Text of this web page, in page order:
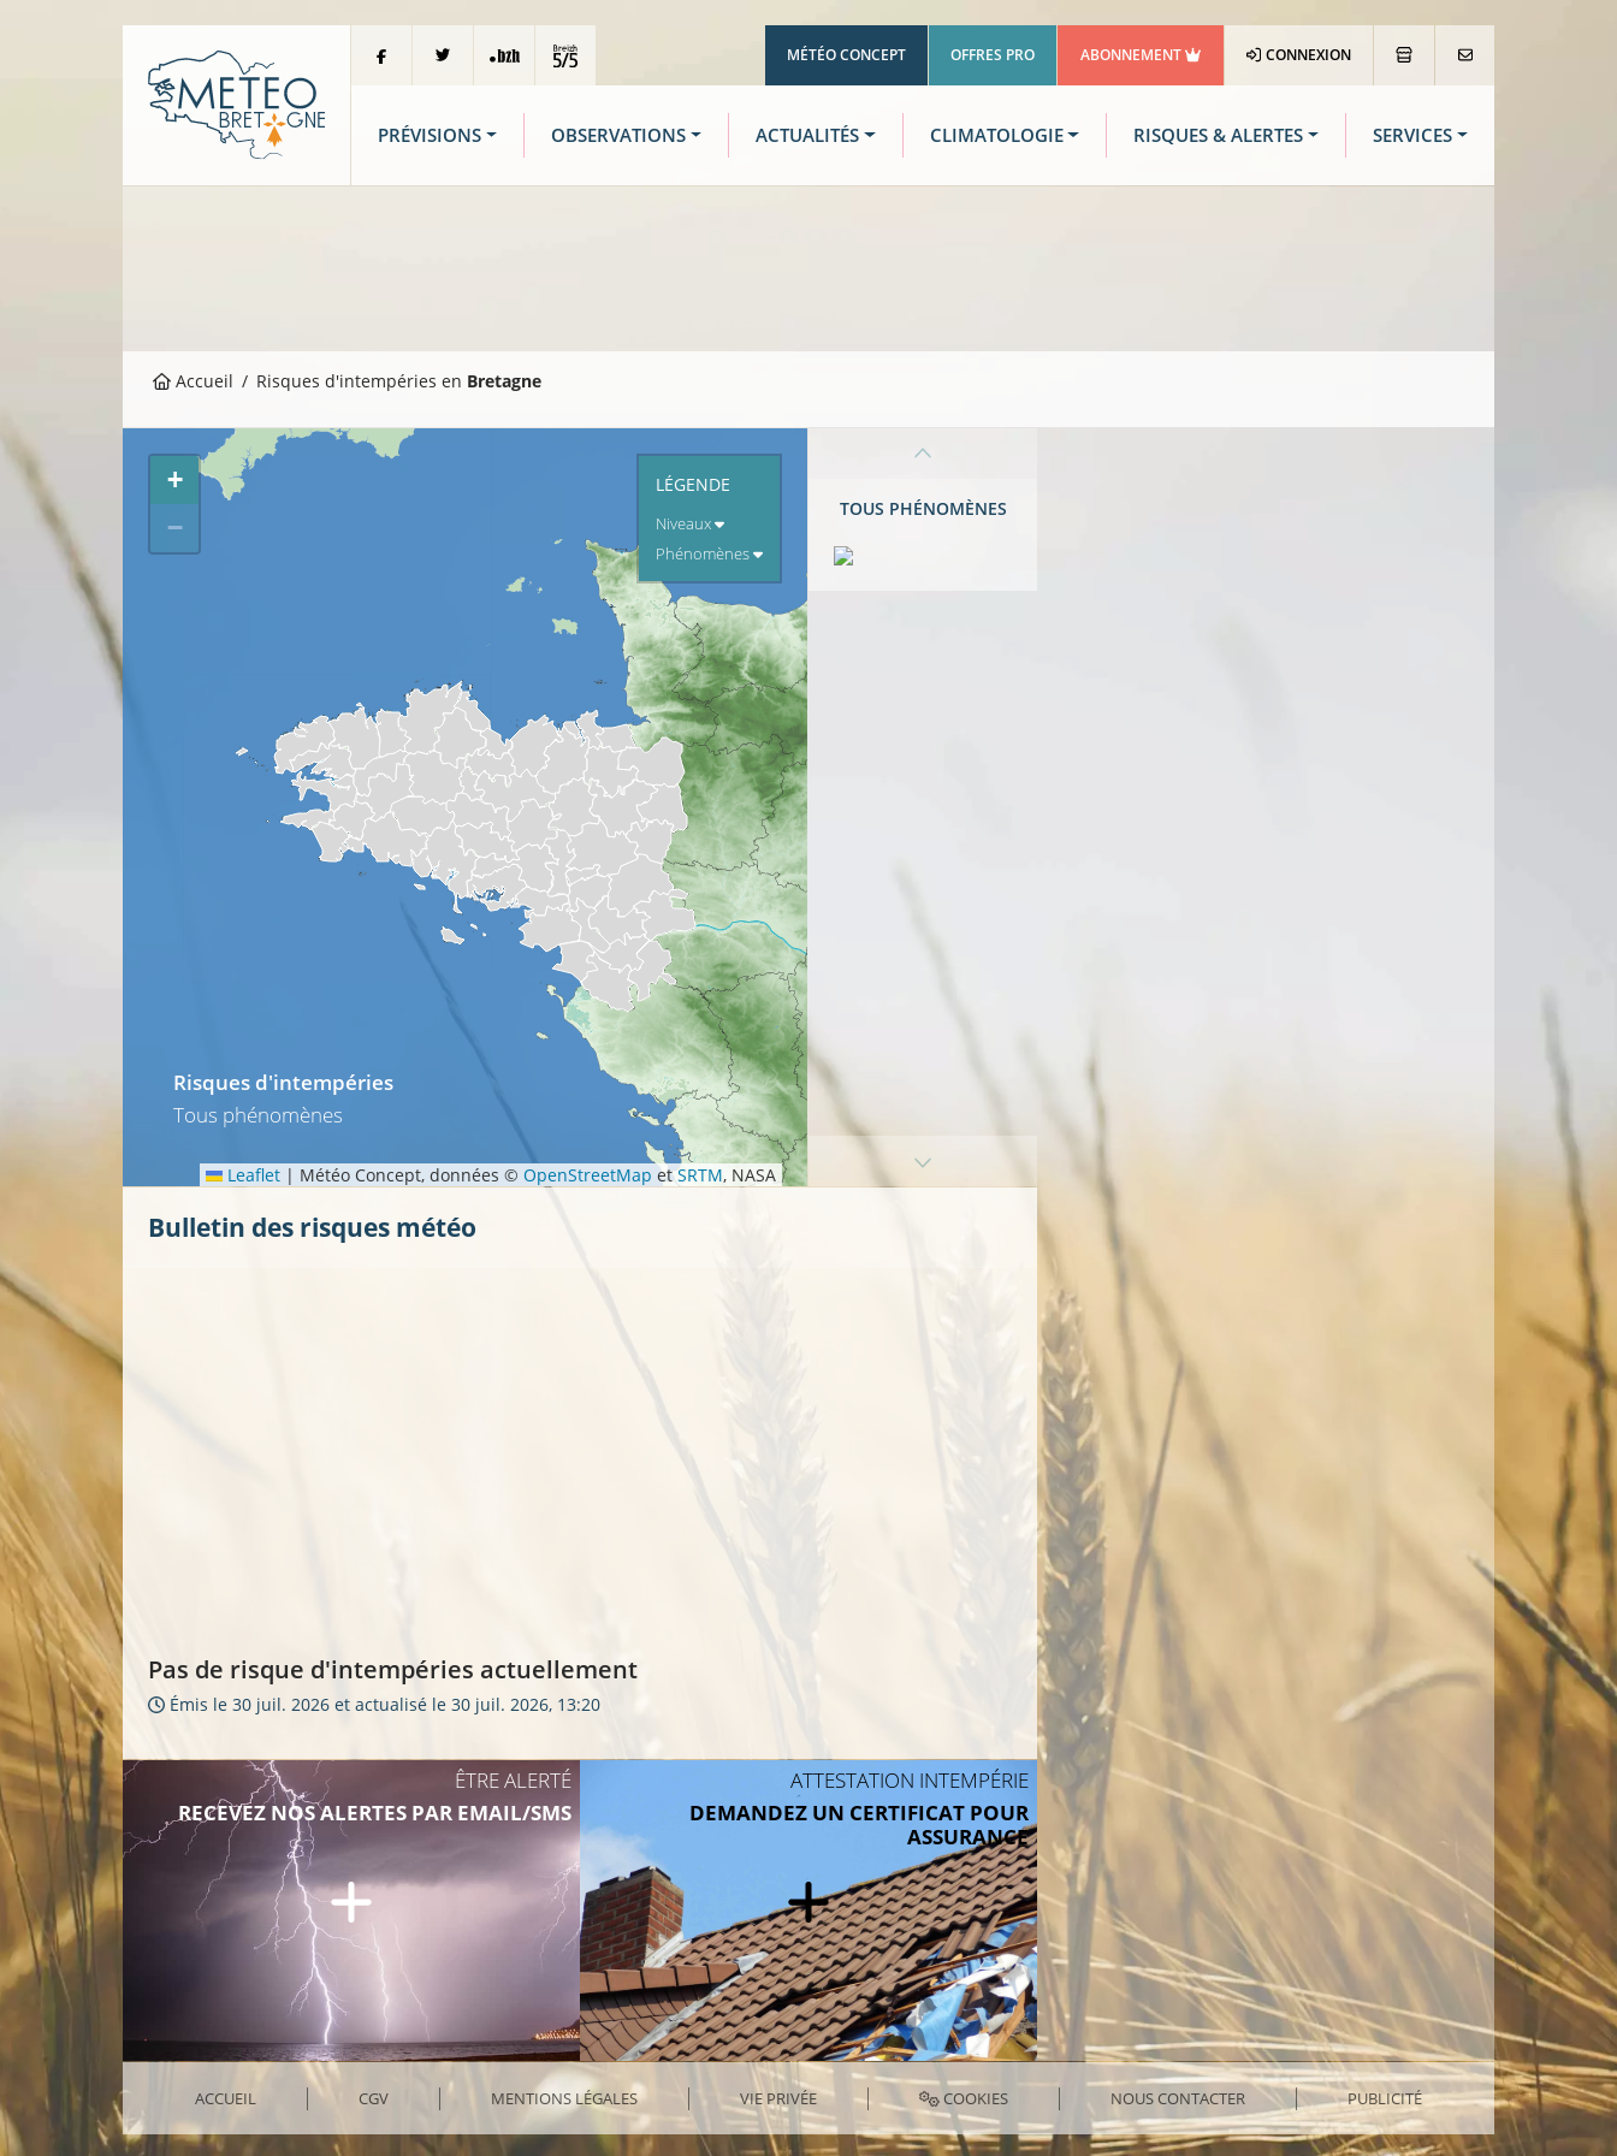
MÉTÉO CONCEPT OFFRES PRO ABONNEMENT CONNEXION
PRÉVISIONS OBSERVATIONS ACTUALITÉS CLIMATOLOGIE RISQUES & ALERTES SERVICES
Accueil Risques d'intempéries en Bretagne
Risques d'intempéries
Tous phénomènes
LÉGENDE
Niveaux
Phénomènes
+
−
Leaflet | Météo Concept, données © OpenStreetMap etSRTM, NASA
TOUS PHÉNOMÈNES
Bulletin des risques météo
Pas de risque d'intempéries actuellement
Émis le 30 juil. 2026 et actualisé le 30 juil. 2026, 13:20
ÊTRE ALERTÉ
RECEVEZ NOS ALERTES PAR EMAIL/SMS
ATTESTATION INTEMPÉRIE
DEMANDEZ UN CERTIFICAT POUR
ASSURANCE
ACCUEIL CGV MENTIONS LÉGALES VIE PRIVÉE COOKIES NOUS CONTACTER PUBLICITÉ